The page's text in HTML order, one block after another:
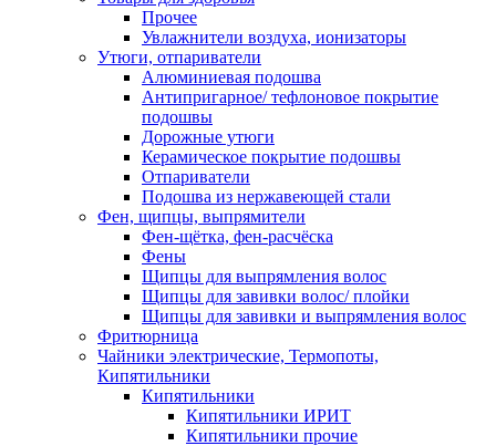
Прочее
Увлажнители воздуха, ионизаторы
Утюги, отпариватели
Алюминиевая подошва
Антипригарное/ тефлоновое покрытие
подошвы
Дорожные утюги
Керамическое покрытие подошвы
Отпариватели
Подошва из нержавеющей стали
Фен, щипцы, выпрямители
Фен-щётка, фен-расчёска
Фены
Щипцы для выпрямления волос
Щипцы для завивки волос/ плойки
Щипцы для завивки и выпрямления волос
Фритюрница
Чайники электрические, Термопоты,
Кипятильники
Кипятильники
Кипятильники ИРИТ
Кипятильники прочие